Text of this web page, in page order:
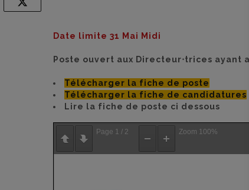
Date limite 31 Mai Midi
Poste ouvert aux Directeur⋅trices ayant
Télécharger la fiche de poste
Télécharger la fiche de candidatures
Lire la fiche de poste ci dessous
Page 1 / 2 Zoom 100%